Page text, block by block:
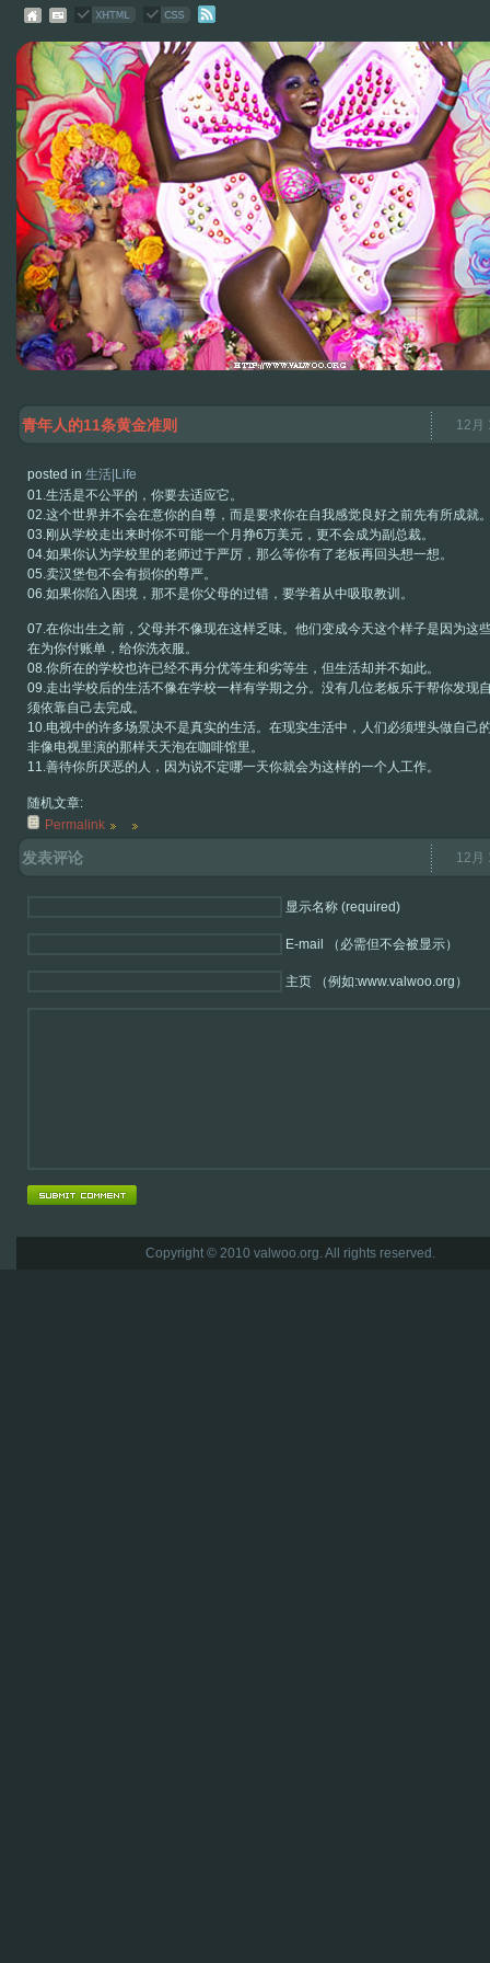
青年人的11条黄金准则 12月
posted in 生活|Life
01.生活是不公平的，你要去适应它。
02.这个世界并不会在意你的自尊，而是要求你在自我感觉良好之前先有所成就
03.刚从学校走出来时你不可能一个月挣6万美元，更不会成为副总裁。
04.如果你认为学校里的老师过于严厉，那么等你有了老板再回头想一想。
05.卖汉堡包不会有损你的尊严。
06.如果你陷入困境，那不是你父母的过错，要学着从中吸取教训。
07.在你出生之前，父母并不像现在这样乏味。他们变成今天这个样子是因为这
在为你付账单，给你洗衣服。
08.你所在的学校也许已经不再分优等生和劣等生，但生活却并不如此。
09.走出学校后的生活不像在学校一样有学期之分。没有几位老板乐于帮你发现
须依靠自己去完成。
10.电视中的许多场景决不是真实的生活。在现实生活中，人们必须埋头做自己
非像电视里演的那样天天泡在咖啡馆里。
11.善待你所厌恶的人，因为说不定哪一天你就会为这样的一个人工作。
随机文章:
Permalink
发表评论 12月
显示名称 (required)
E-mail （必需但不会被显示）
主页 （例如:www.valwoo.org）
Copyright © 2010 valwoo.org. All rights reserved.